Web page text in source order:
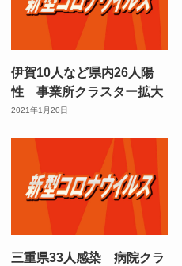
伊賀10人など県内26人陽
性 事業所クラスター拡大
2021年1月20日
三重県33人感染 病院クラ